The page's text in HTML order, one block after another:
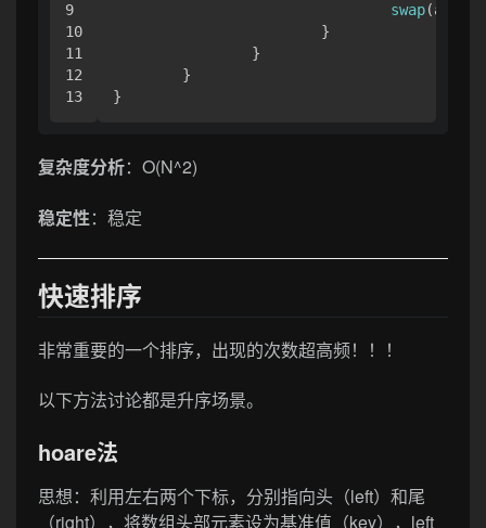
9
10
11
12
swap(arr
}
复杂度分析：O(N^2)
稳定性：稳定
快速排序
非常重要的一个排序，出现的次数超高频！！！
以下方法讨论都是升序场景。
hoare法
思想：利用左右两个下标，分别指向头（left）和尾
（right），将数组头部元素设为基准值（key），left